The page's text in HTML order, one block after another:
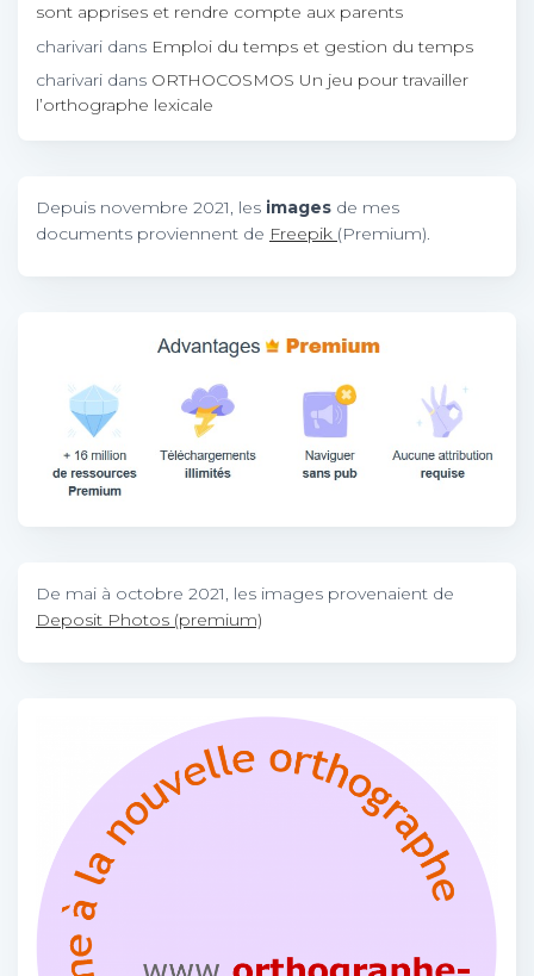
sont apprises et rendre compte aux parents
charivari dans Emploi du temps et gestion du temps
charivari dans ORTHOCOSMOS Un jeu pour travailler
l’orthographe lexicale
Depuis novembre 2021, les images de mes
documents proviennent de Freepik (Premium).
De mai à octobre 2021, les images provenaient de
Deposit Photos (premium)